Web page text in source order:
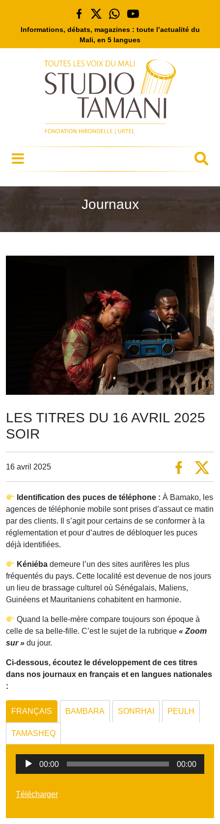
Informations, débats, magazines : toute l’actualité du
Mali, en 5 langues
Journaux
LES TITRES DU 16 AVRIL 2025
SOIR
16 avril 2025
Identification des puces de téléphone : À Bamako, les
agences de téléphonie mobile sont prises d’assaut ce matin
par des clients. Il s’agit pour certains de se conformer à la
réglementation et pour d’autres de débloquer les puces
déjà identifiées.
Kéniébademeure l’un des sites aurifères les plus
fréquentés du pays. Cette localité est devenue de nos jours
un lieu de brassage culturel où Sénégalais, Maliens,
Guinéens et Mauritaniens cohabitent en harmonie.
Quand la belle-mère compare toujours son époque à
celle de sa belle-fille. C’est le sujet de la rubrique « Zoom
sur » du jour.
Ci-dessous, écoutez le développement de ces titres
dans nos journaux en français et en langues nationales
:
FRANÇAIS BAMBARA SONRHAI PEULH
TAMASHEQ
Lecteur
00:00 00:00
Télécharger